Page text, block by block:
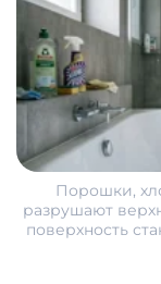
Порошки,
разрушают
поверхность